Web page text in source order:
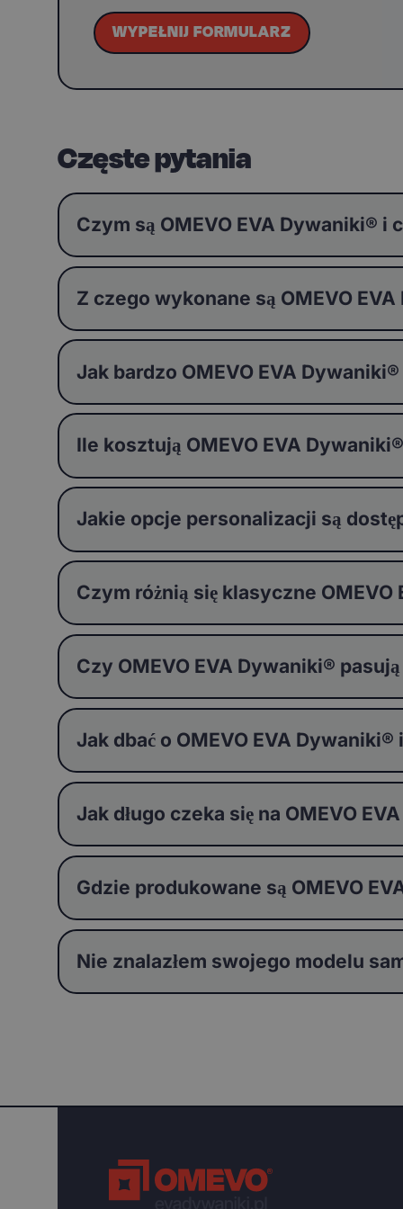
WYPEŁNIJ FORMULARZ
Częste pytania
Czym są OMEVO EVA Dywaniki®
Z czego wykonane są OMEVO
Jak bardzo OMEVO EVA
Ile kosztują OMEVO EVA
Jakie opcje personalizacji są
Czym różnią się klasyczne OMEVO
Czy OMEVO EVA Dywaniki®
Jak dbać o OMEVO EVA Dywaniki®
Jak długo czeka się na OMEVO
Gdzie produkowane są OMEVO
Nie znalazłem swojego modelu